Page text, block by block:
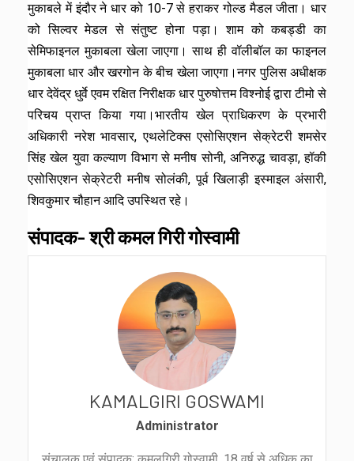
मुकाबले में इंदौर ने धार को 10-7 से हराकर गोल्ड मैडल जीता। धार
को सिल्वर मेडल से संतुष्ट होना पड़ा। शाम को कबड्डी का
सेमिफाइनल मुकाबला खेला जाएगा। साथ ही वॉलीबॉल का फाइनल
मुकाबला धार और खरगोन के बीच खेला जाएगा।नगर पुलिस अधीक्षक
धार देवेंद्र धुर्वे एवम रक्षित निरीक्षक धार पुरुषोत्तम विश्नोई द्वारा टीमो से
परिचय प्राप्त किया गया।भारतीय खेल प्राधिकरण के प्रभारी
अधिकारी नरेश भावसार, एथलेटिक्स एसोसिएशन सेक्रेटरी शमसेर
सिंह खेल युवा कल्याण विभाग से मनीष सोनी, अनिरुद्ध चावड़ा, हॉकी
एसोसिएशन सेक्रेटरी मनीष सोलंकी, पूर्व खिलाड़ी इस्माइल अंसारी,
शिवकुमार चौहान आदि उपस्थित रहे।
संपादक- श्री कमल गिरी गोस्वामी
KAMALGIRI GOSWAMI
Administrator